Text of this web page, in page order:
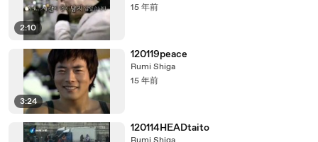
2:10
15 年前
3:24
120119peace
Rumi Shiga
15 年前
120114HEADtaito